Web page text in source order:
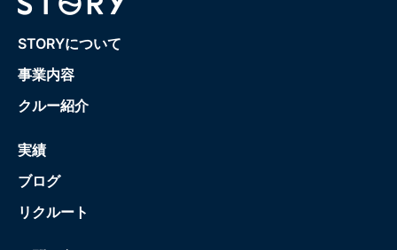
STORYについて
事業内容
クルー紹介
実績
ブログ
リクルート